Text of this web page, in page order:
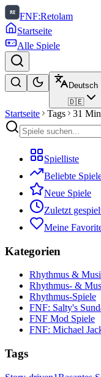
FNF:Retolam
Startseite
Alle Spiele
Deutsch
🇩🇪
Startseite Tags 31
Spielliste
Beliebte
Neue Spiele
Zuletzt
Meine
Kategorien
Rhythmus &
Rhythmus- &
Rhythmus-Spiele
FNF: Salty's
FNF Mod Spiele
FNF: Michael
Tags